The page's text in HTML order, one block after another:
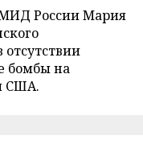
России Мария
отсутствии
бомбы на
США.